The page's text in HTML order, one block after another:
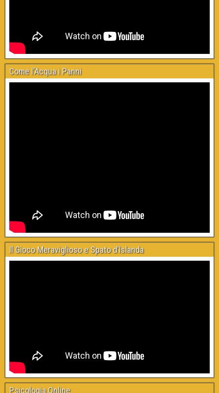
Come l’Acqua i Panni
Il Gioco Meraviglioso e Spato d’Islanda
Psicologia Online